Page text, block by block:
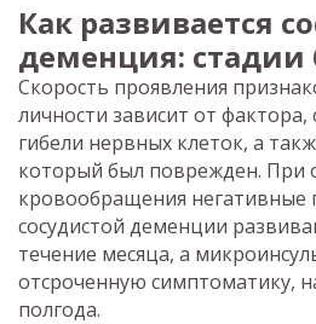
Как развивается
деменция: стадии
Скорость проявления
личности зависит от
гибели нервных клеток, а
который был поврежден. При
кровообращения негативные
сосудистой деменции
течение месяца, а
отсроченную симптоматику,
полгода.